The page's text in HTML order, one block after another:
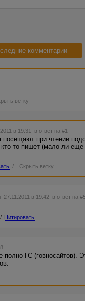
комментарии
ветку
в 19:31 в ответ на #1
посещают при чтении
то пишет (мало ли
/ Скрыть ветку
27.11.2011 в 19:42 в ответ на
/ Цитировать
ГС (говносайтов).